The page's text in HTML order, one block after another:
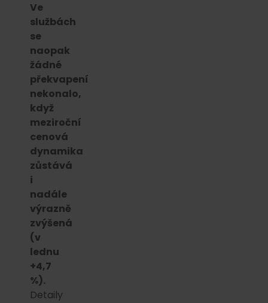
Ve
službách
se
naopak
žádné
překvapení
nekonalo,
když
meziroční
cenová
dynamika
zůstává
i
nadále
výrazně
zvýšená
(v
lednu
+4,7
%).
Detaily